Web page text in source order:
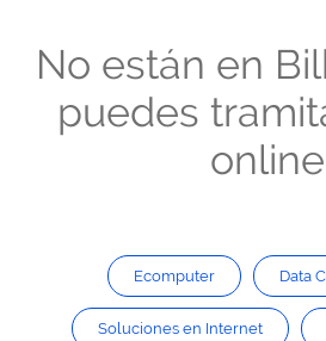
No están en
puedes
online
Ecomputer Data
Soluciones en Internet